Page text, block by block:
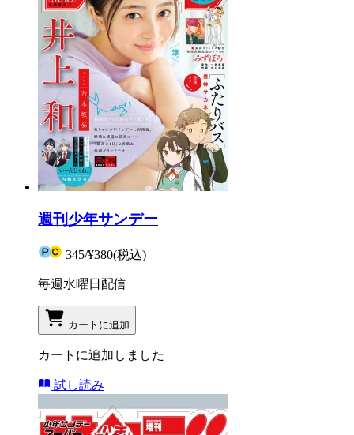
週刊少年サンデー
345/¥380(税込)
毎週水曜日配信
カートに追加
カートに追加しました
試し読み